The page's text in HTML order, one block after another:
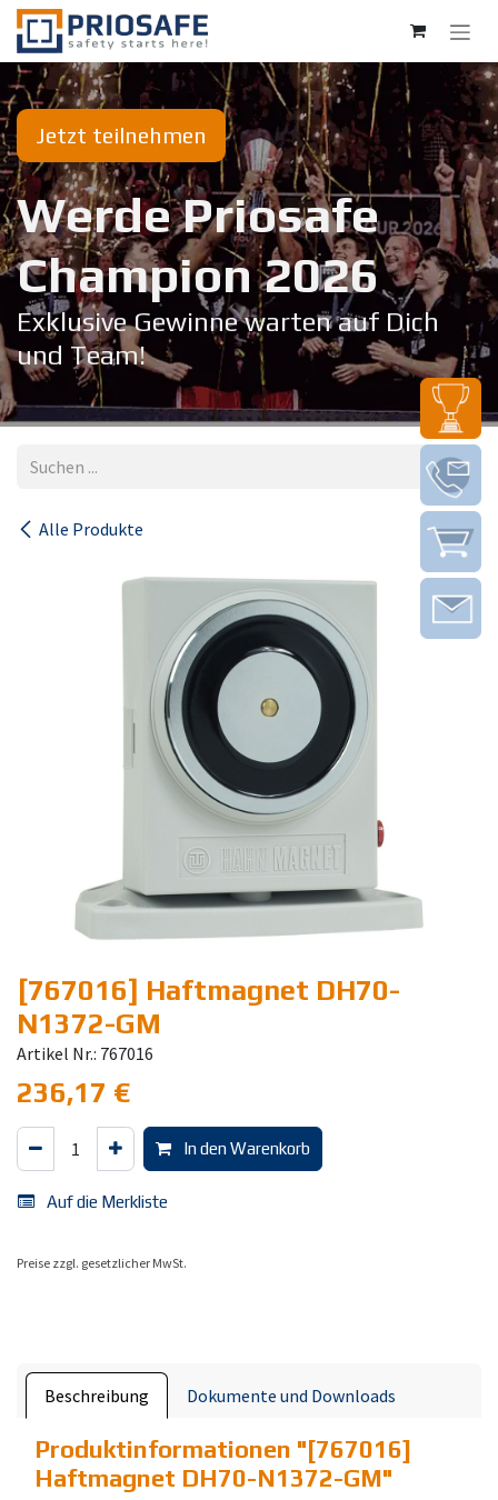
Zum Inhalt springen
Jetzt teilnehmen
Werde Priosafe
Champion 20​26
Exklusive Gewinne warten auf Dich
und Team!
Alle Produkte
[767016] Haftmagnet DH70-
N1372-GM
Artikel Nr.: 767016
236,17 €
In den Warenkorb
Auf die Merkliste
Preise zzgl. gesetzlicher MwSt.
Beschreibung Dokumente und Downloads
Produktinformationen "[767016]
Haftmagnet DH70-N1372-GM"